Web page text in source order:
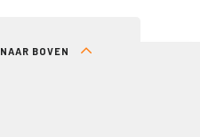
NAAR BOVEN